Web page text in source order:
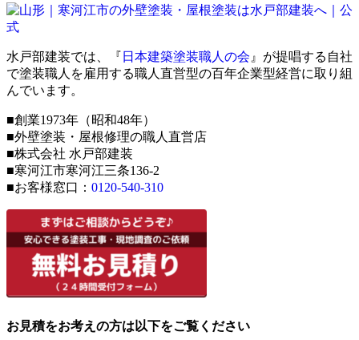
水戸部建装では、『 日本建築塗装職人の会 』が提唱する自社
で塗装職人を雇用する職人直営型の百年企業型経営に取り組
んでいます。
■創業1973年（昭和48年）
■外壁塗装・屋根修理の職人直営店
■株式会社 水戸部建装
■寒河江市寒河江三条136-2
■お客様窓口： 0120-540-310
お見積をお考えの方は以下をご覧ください